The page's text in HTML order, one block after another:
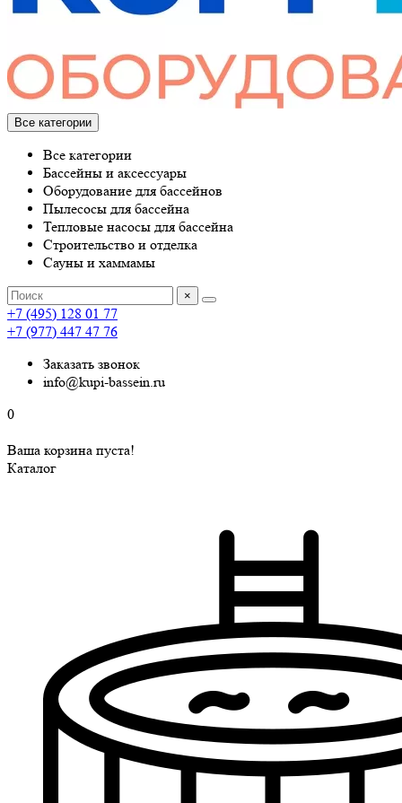
Все категории
Все категории
Бассейны и аксессуары
Оборудование для бассейнов
Пылесосы для бассейна
Тепловые насосы для бассейна
Строительство и отделка
Сауны и хаммамы
×
+7 (495) 128 01 77
+7 (977) 447 47 76
Заказать звонок
info@kupi-bassein.ru
0
Ваша корзина пуста!
Каталог